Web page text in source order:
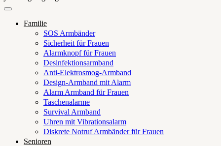
Familie
SOS Armbänder
Sicherheit für Frauen
Alarmknopf für Frauen
Desinfektionsarmband
Anti-Elektrosmog-Armband
Design-Armband mit Alarm
Alarm Armband für Frauen
Taschenalarme
Survival Armband
Uhren mit Vibrationsalarm
Diskrete Notruf Armbänder für Frauen
Senioren